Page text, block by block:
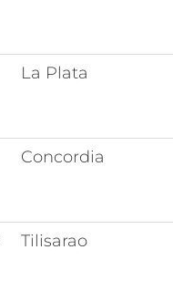
La Plata
Concordia
Tilisarao